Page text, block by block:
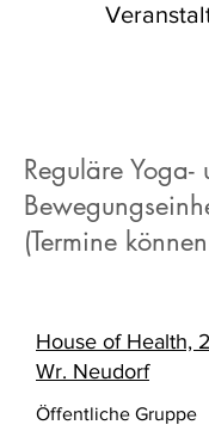
Reguläre Yoga-
(Termine
House of Health,
Wr. Neudorf
Öffentliche Gruppe